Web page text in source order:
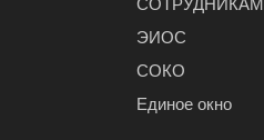
СОТРУДНИКАМ
ЭИОС
СОКО
Единое окно